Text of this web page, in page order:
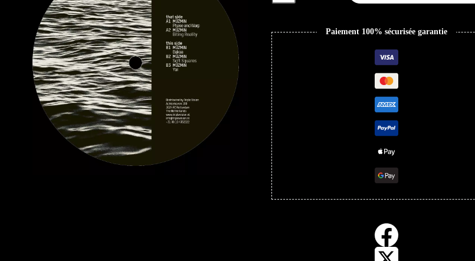
Time
Paiement 100% sécurisée garantie